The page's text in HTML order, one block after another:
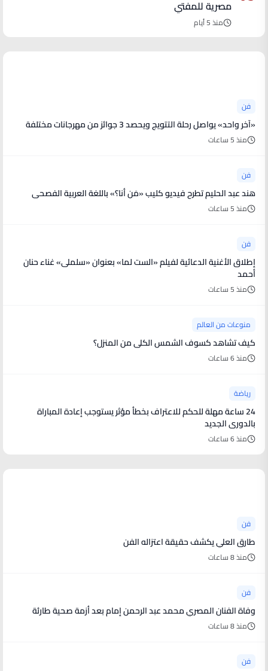
مصرية للمفتي
منذ 5 أيام
فن
«آخر واحد» يواصل رحلة التتويج ويحصد 3 جوائز من مهرجانات مختلفة
منذ 5 ساعات
فن
هند عبد الحليم تطرح فيديو كليب «مَن أنا؟» باللغة العربية الفصحى
منذ 5 ساعات
فن
إطلاق الأغنية الدعائية لفيلم «الست لما» بعنوان «سلملى» غناء حنان
أحمد
منذ 5 ساعات
منوعات من العالم
كيف تشاهد كسوف الشمس الكلى من المنزل؟
منذ 6 ساعات
رياضة
24 ساعة مهلة للحكم للاعتراف بخطأ مؤثر يستوجب إعادة المباراة
بالدورى الجديد
منذ 6 ساعات
فن
طارق العلي يكشف حقيقة اعتزاله الفن
منذ 8 ساعات
فن
وفاة الفنان المصري محمد عبد الرحمن إمام بعد أزمة صحية طارئة
منذ 8 ساعات
فن